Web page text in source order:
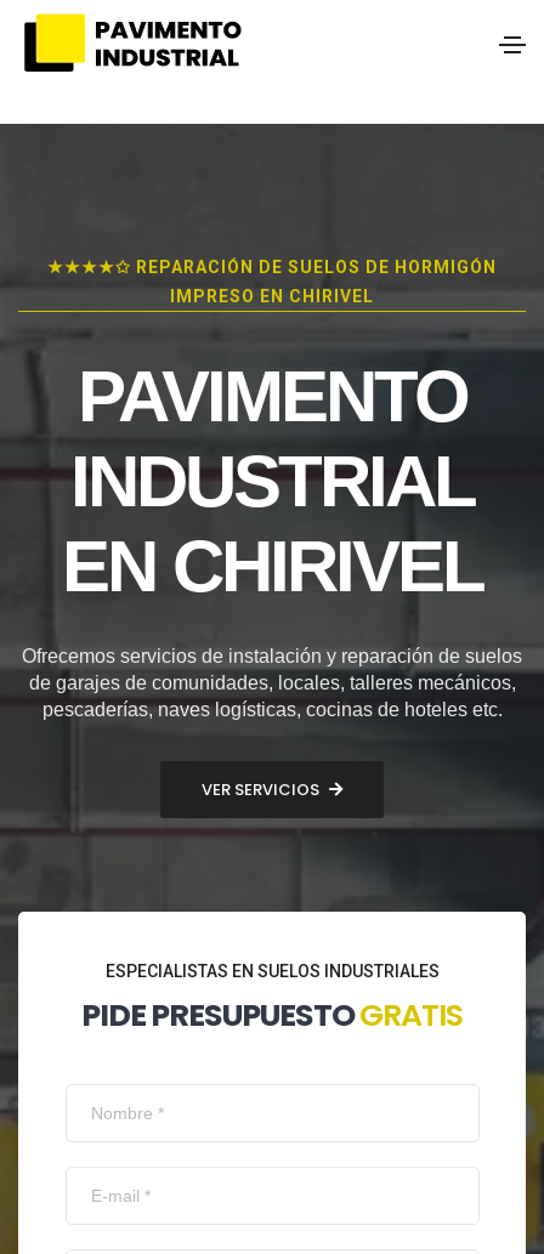
★★★★✩ REPARACIÓN DE SUELOS DE HORMIGÓN
IMPRESO EN CHIRIVEL
PAVIMENTO
INDUSTRIAL
EN CHIRIVEL
Ofrecemos servicios de instalación y reparación de suelos
de garajes de comunidades, locales, talleres mecánicos,
pescaderías, naves logísticas, cocinas de hoteles etc.
VER SERVICIOS
ESPECIALISTAS EN SUELOS INDUSTRIALES
PIDE PRESUPUESTOGRATIS